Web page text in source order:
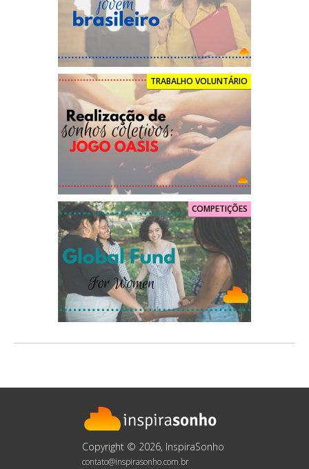
TRABALHO VOLUNTÁRIO
COMPETIÇÕES
Copyright © 2026, InspiraSonho
contato@inspirasonho.com.br